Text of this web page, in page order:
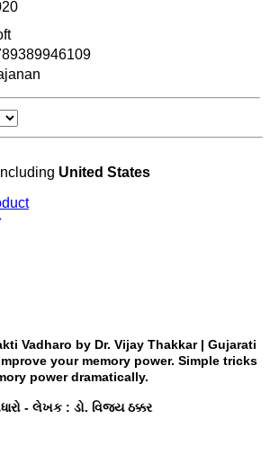
United States
Vadharo by Dr. Vijay Thakkar | Gujarati
your memory power. Simple tricks
power dramatically.
- લેખક : ડો. વિજય ઠક્કર